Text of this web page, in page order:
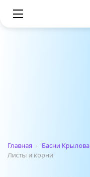
Главная › Басни Крылова
Листы и корни